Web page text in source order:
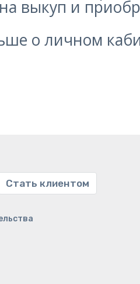
выкуп и
о личном
Стать клиентом